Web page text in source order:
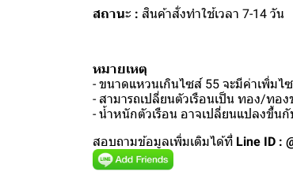
สถานะ : สินค้าสั่งทำใช้เวลา 7-14 วัน
หมายเหตุ
- ขนาดแหวนเกินไซส์ 55 จะมีค่าเพิ่มไ
- สามารถเปลี่ยนตัวเรือนเป็น ทอง/ทอ
- น้ำหนักตัวเรือน อาจเปลี่ยนแปลงขึ้น
สอบถามข้อมูลเพิ่มเติมได้ที่ Line ID :